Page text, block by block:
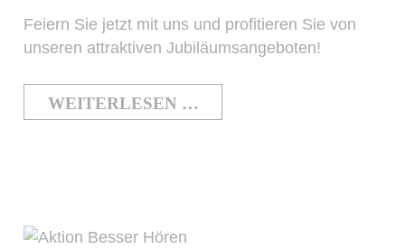
Feiern Sie jetzt mit uns und profitieren Sie von
unseren attraktiven Jubiläumsangeboten!
WEITERLESEN …